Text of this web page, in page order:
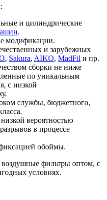
и цилиндрические
.
модификации.
и зарубежных
, Sakura, AIKO, MadFil и пр.
сборки не ниже
по уникальным
с низкой
службы, бюджетного,
вероятностью
в процессе
обоймы.
воздушные фильтры оптом, с
условиях.